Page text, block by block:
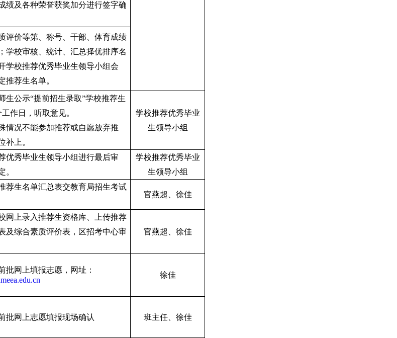
绩及各种荣誉获奖加分进行签字确
评价等第、称号、干部、体育成绩
学校审核、统计、汇总择优排序名
学校推荐优秀毕业生领导小组会
推荐生名单。
生公示“提前招生录取”学校推荐生
作日，听取意见。
情况不能参加推荐或自愿放弃推
补上。
学校推荐优秀毕业
生领导小组
优秀毕业生领导小组进行最后审
。
学校推荐优秀毕业
生领导小组
荐生名单汇总表交教育局招生考试
官燕超、徐佳
网上录入推荐生资格库、上传推荐
及综合素质评价表，区招考中心审
官燕超、徐佳
批网上填报志愿，网址：
徐佳
批网上志愿填报现场确认 班主任、徐佳